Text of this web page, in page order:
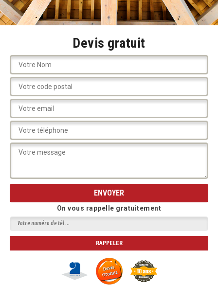
Devis gratuit
On vous rappelle gratuitement